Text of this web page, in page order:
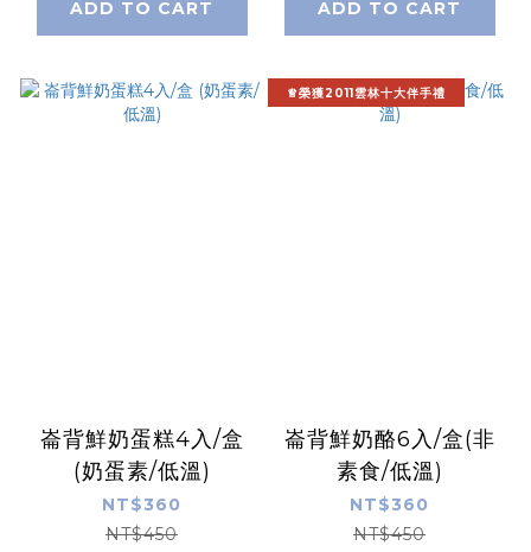
ADD TO CART ADD TO CART
崙背鮮奶蛋糕4入/盒
(奶蛋素/低溫)
NT$360
NT$450
♕榮獲2011雲林十大伴手禮
崙背鮮奶酪6入/盒(非
素食/低溫)
NT$360
NT$450